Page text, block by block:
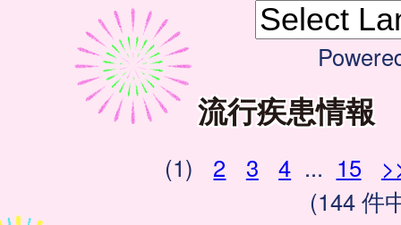
流行疾患情報
(1) 2 3 4 ... 15
(144 件